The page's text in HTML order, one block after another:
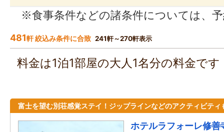
※食事条件などの諸条件については、
481軒 絞込み条件に合致 241軒～270軒表示
料金は1泊1部屋の大人1名分の料金で
富士を望む別荘感覚ステイ！ジップラインなどのアクティビティ
ホテルラフォーレ修善